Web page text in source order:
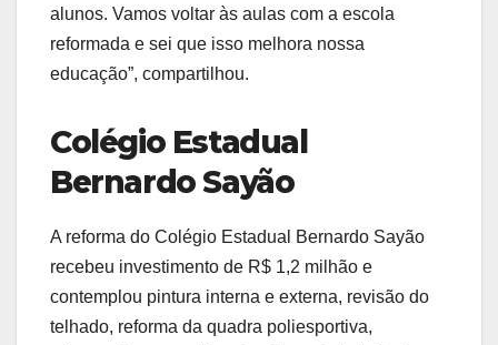
alunos. Vamos voltar às aulas com a escola
reformada e sei que isso melhora nossa
educação”, compartilhou.
Colégio Estadual
Bernardo Sayão
A reforma do Colégio Estadual Bernardo Sayão
recebeu investimento de R$ 1,2 milhão e
contemplou pintura interna e externa, revisão do
telhado, reforma da quadra poliesportiva,